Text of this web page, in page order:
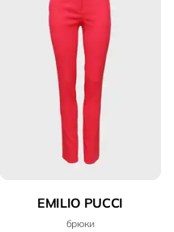
EMILIO PUCCI
брюки